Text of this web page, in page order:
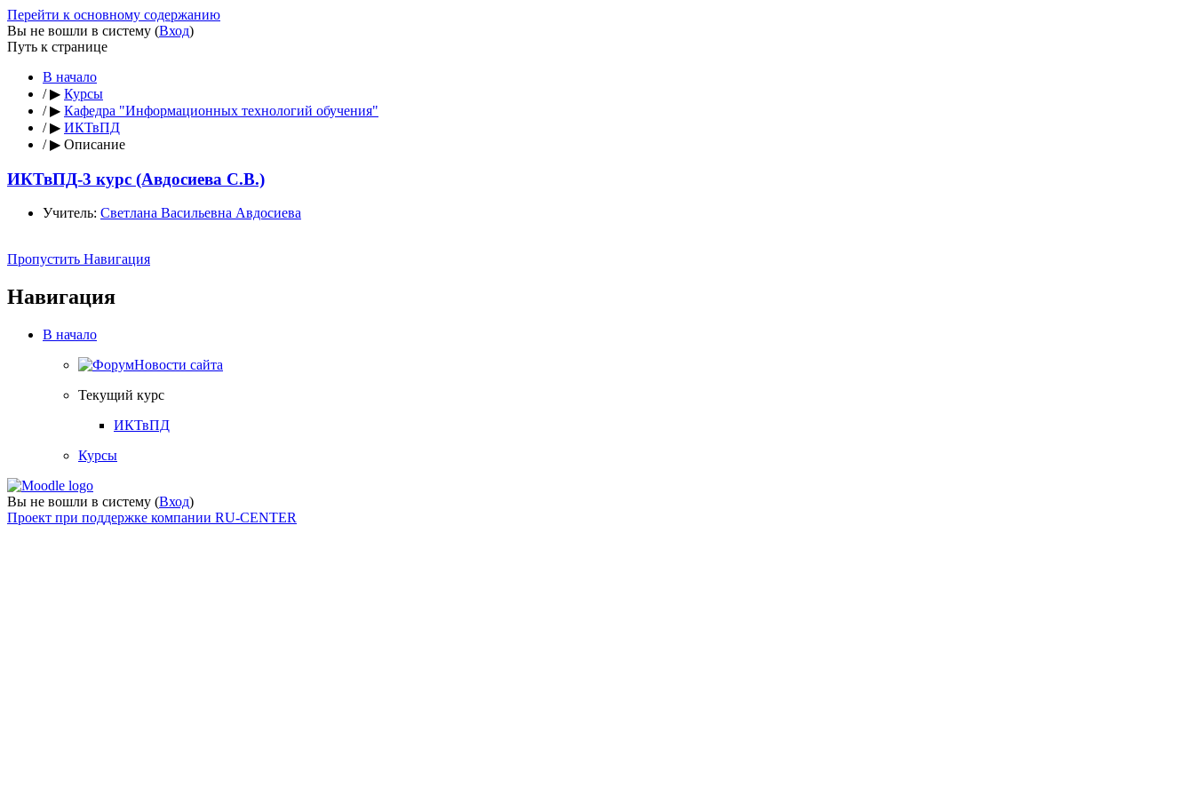
Перейти к основному содержанию
Вы не вошли в систему (Вход)
Путь к странице
В начало
/ ▶ Курсы
/ ▶ Кафедра "Информационных технологий обучения"
/ ▶ ИКТвПД
/ ▶ Описание
ИКТвПД-3 курс (Авдосиева С.В.)
Учитель: Светлана Васильевна Авдосиева
Пропустить Навигация
Навигация
В начало
Новости сайта
Текущий курс
ИКТвПД
Курсы
Вы не вошли в систему (Вход)
Проект при поддержке компании RU-CENTER